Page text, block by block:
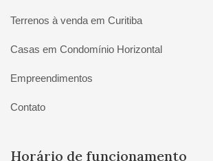
Terrenos à venda em Curitiba
Casas em Condomínio Horizontal
Empreendimentos
Contato
Horário de funcionamento